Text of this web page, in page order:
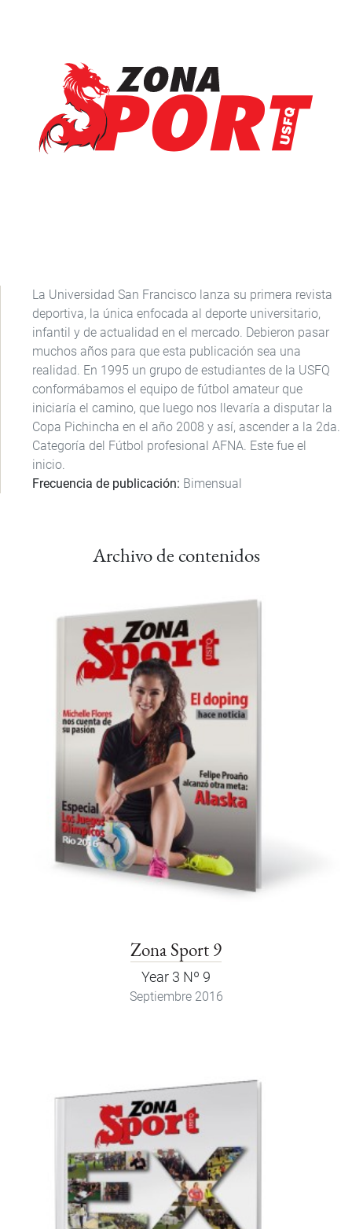
La Universidad San Francisco lanza su primera revista
deportiva, la única enfocada al deporte universitario,
infantil y de actualidad en el mercado. Debieron pasar
muchos años para que esta publicación sea una
realidad. En 1995 un grupo de estudiantes de la USFQ
conformábamos el equipo de fútbol amateur que
iniciaría el camino, que luego nos llevaría a disputar la
Copa Pichincha en el año 2008 y así, ascender a la 2da.
Categoría del Fútbol profesional AFNA. Este fue el
inicio.
Frecuencia de publicación Bimensual
Archivo de contenidos
Zona Sport 9
Year 3 Nº 9
Septiembre 2016